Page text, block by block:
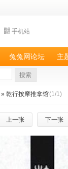
手机站
兔兔网论坛 主
搜索
» 乾行按摩推拿馆(1/1)
上一张 下一张